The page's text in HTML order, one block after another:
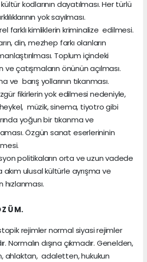
kodlarının dayatılması. Her türlü
yok sayılması.
farklı kimliklerin kriminalize edilmesi.
din, mezhep farkı olanların
Toplum içindeki
çatışmaların önünün açılması.
ve barış yollarının tıkanması.
fikirlerin yok edilmesi nedeniyle,
müzik, sinema, tiyotro gibi
yoğun bir tıkanma ve
Özgün sanat eserlerininin
politikaların orta ve uzun vadede
ulusal kültürle ayrışma ve
hızlanması.
Ü M.
rejimler normal siyasi rejimler
Normalın dışına çıkmadır. Genelden,
ahlaktan, adaletten, hukukun